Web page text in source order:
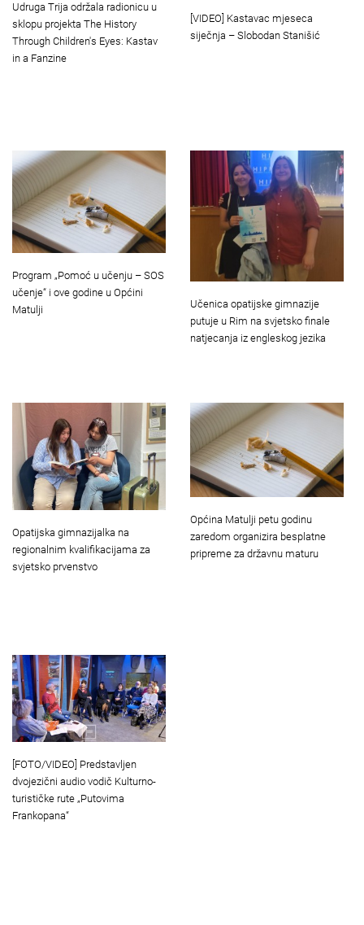
Udruga Trija održala radionicu u
sklopu projekta The History
Through Children's Eyes: Kastav
in a Fanzine
[VIDEO] Kastavac mjeseca
siječnja – Slobodan Stanišić
Program „Pomoć u učenju – SOS
učenje“ i ove godine u Općini
Matulji
Učenica opatijske gimnazije
putuje u Rim na svjetsko finale
natjecanja iz engleskog jezika
Opatijska gimnazijalka na
regionalnim kvalifikacijama za
svjetsko prvenstvo
Općina Matulji petu godinu
zaredom organizira besplatne
pripreme za državnu maturu
[FOTO/VIDEO] Predstavljen
dvojezični audio vodič Kulturno-
turističke rute „Putovima
Frankopana“